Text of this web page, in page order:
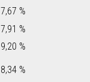
7,67 %
7,91 %
9,20 %
8,34 %